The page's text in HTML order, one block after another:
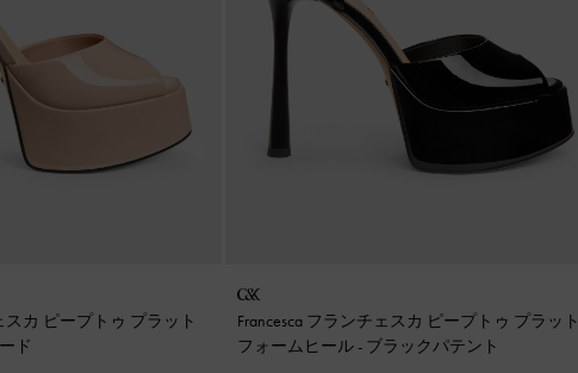
スカ ピープトゥ プラット
ド
Francesca フランチェスカ ピープトゥ プラット
フォームヒール - ブラックパテント